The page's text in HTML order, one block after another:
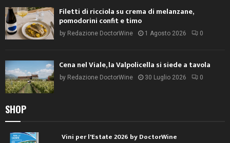
Filetti di ricciola su crema di melanzane,
pomodorini confit e timo
by Redazione DoctorWine 1 Agosto 2026 0
Cena nel Viale, la Valpolicella si siede a tavola
by Redazione DoctorWine 30 Luglio 2026 0
SHOP
Vini per l'Estate 2026 by DoctorWine